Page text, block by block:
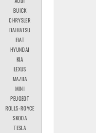
BUICK
CHRYSLER
DAIHATSU
FIAT
HYUNDAI
KIA
LEXUS
MAZDA
MINI
PEUGEOT
ROLLS-ROYCE
SKODA
TESLA